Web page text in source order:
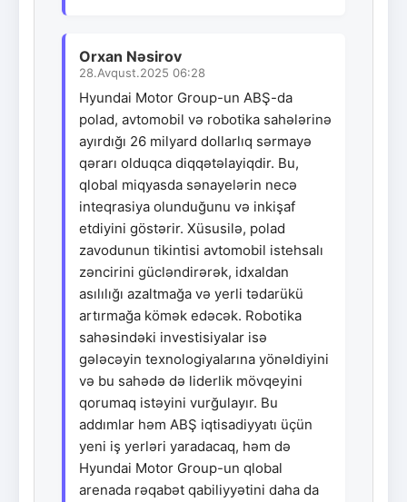
Orxan Nəsirov
28.Avqust.2025 06:28
Hyundai Motor Group-un ABŞ-da
polad, avtomobil və robotika sahələrinə
ayırdığı 26 milyard dollarlıq sərmayə
qərarı olduqca diqqətəlayiqdir. Bu,
qlobal miqyasda sənayelərin necə
inteqrasiya olunduğunu və inkişaf
etdiyini göstərir. Xüsusilə, polad
zavodunun tikintisi avtomobil istehsalı
zəncirini gücləndirərək, idxaldan
asılılığı azaltmağa və yerli tədarükü
artırmağa kömək edəcək. Robotika
sahəsindəki investisiyalar isə
gələcəyin texnologiyalarına yönəldiyini
və bu sahədə də liderlik mövqeyini
qorumaq istəyini vurğulayır. Bu
addımlar həm ABŞ iqtisadiyyatı üçün
yeni iş yerləri yaradacaq, həm də
Hyundai Motor Group-un qlobal
arenada rəqabət qabiliyyətini daha da